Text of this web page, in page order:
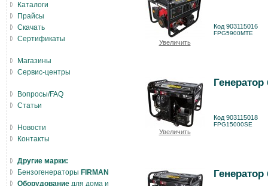
Увеличить
Код 903115016
FPG5900MTE
Увеличить
Код 903115018
FPG15000SE
Каталоги
Прайсы
Скачать
Сертификаты
Магазины
Сервис-центры
Вопросы/FAQ
Статьи
Новости
Контакты
Другие марки:
Бензогенераторы FIRMAN
Оборудование для дома и